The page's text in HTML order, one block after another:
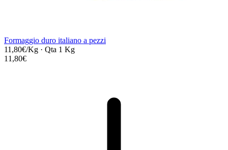
Formaggio duro italiano a pezzi
11,80€/Kg · Qta 1 Kg
11,80€